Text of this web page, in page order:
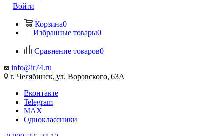
Войти
Корзина0
Избранные товары0
Сравнение товаров0
info@ir74.ru
г. Челябинск, ул. Воровского, 63А
Вконтакте
Telegram
MAX
Одноклассники